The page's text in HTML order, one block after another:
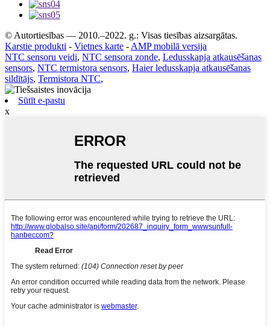
© Autortiesības — 2010.–2022. g.: Visas tiesības aizsargātas.
Karstie produkti - Vietnes karte - AMP mobilā versija
NTC sensoru veidi, NTC sensora zonde, Ledusskapja atkausēšanas
sensors, NTC termistora sensors, Haier ledusskapja atkausēšanas
sildītājs, Termistora NTC,
Sūtīt e-pastu
x